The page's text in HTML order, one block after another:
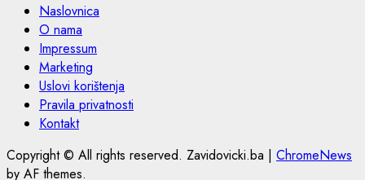
Naslovnica
O nama
Impressum
Marketing
Uslovi korištenja
Pravila privatnosti
Kontakt
Copyright © All rights reserved. Zavidovicki.ba | ChromeNews
by AF themes.